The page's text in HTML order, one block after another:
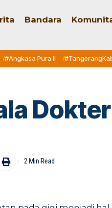
Bandara
#Angkasa Pura II
2 Min Read